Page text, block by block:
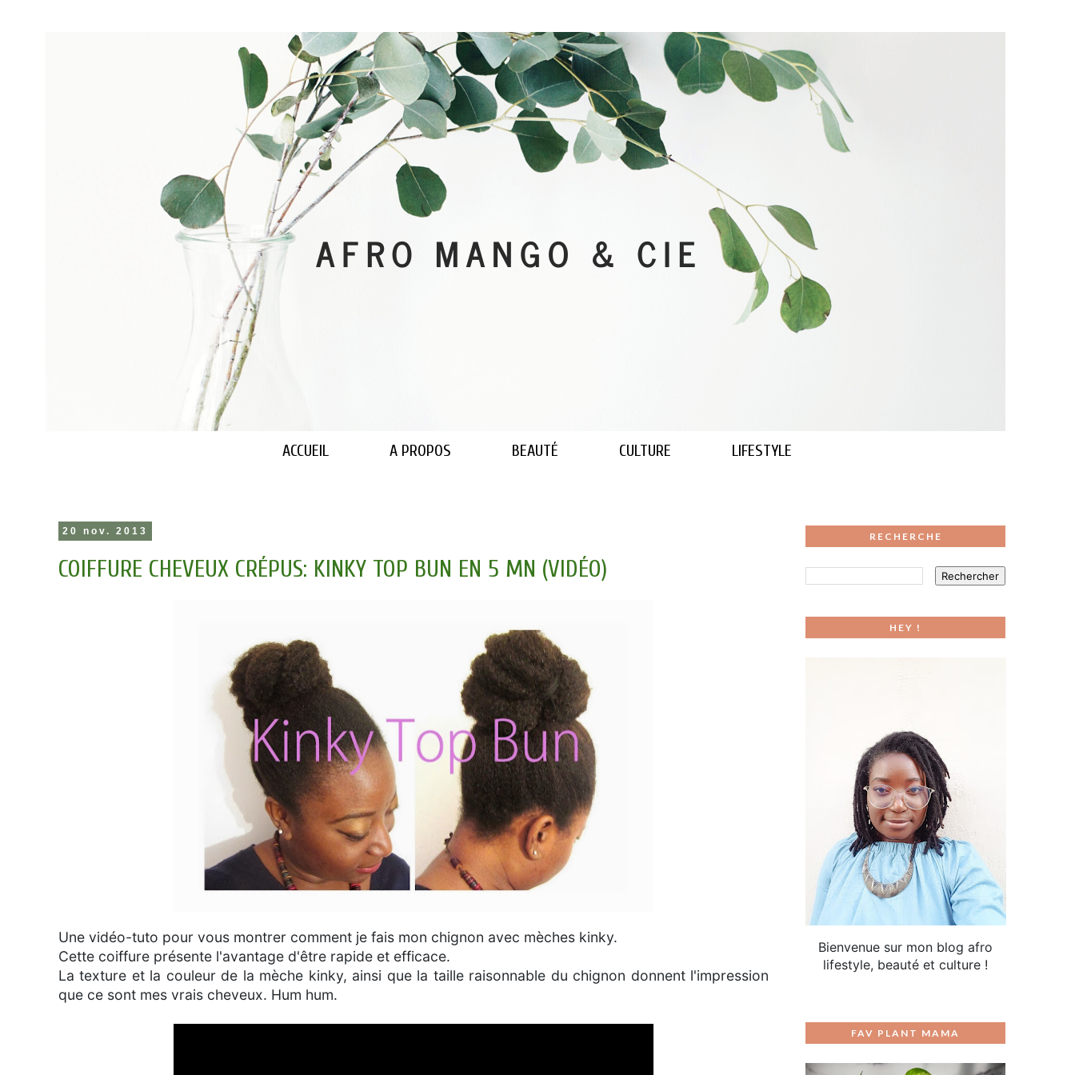
ACCUEIL A PROPOS BEAUTÉ CULTURE LIFESTYLE
20 nov. 2013
COIFFURE CHEVEUX CRÉPUS: KINKY TOP BUN EN 5 MN (VIDÉO)
Une vidéo-tuto pour vous montrer comment je fais mon chignon avec mèches kinky.
Cette coiffure présente l'avantage d'être rapide et efficace.
La texture et la couleur de la mèche kinky, ainsi que la taille raisonnable du chignon donnent l'impression
que ce sont mes vrais cheveux. Hum hum.
RECHERCHE
HEY !
Bienvenue sur mon blog afro
lifestyle, beauté et culture !
FAV PLANT MAMA